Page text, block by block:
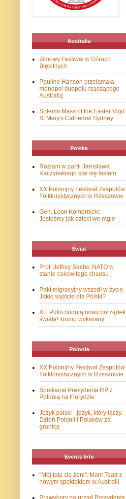
Australia
Zimowy Festiwal w Górach
Błękitnych
Pauline Hanson przełamała
monopol duopolu rządzącego
Australią
Solemn Mass of the Easter Vigil
St Mary's Cathedral Sydney
Polska
Rozłam w partii Jarosława
Kaczyńskiego stał się faktem
XX Polonijny Festiwal Zespołów
Folklorystycznych w Rzeszowie
Gen. Leon Komornicki:
Jesteśmy jak dzieci we mgle
Świat
Prof. Jeffrey Sachs: NATO w
stanie cakowitego chaosu
Pakt migracyjny wszedł w życie.
Jakie wyjście dla Polski?
Xi i Putin budują nowy porządek
świata! Trump wykiwany
Polonia
XX Polonijny Festiwal Zespołów
Folklorystycznych w Rzeszowie
Spotkanie Prezydenta RP z
Polonią na Florydzie
Język polski - język, który łączy.
Dzień Polonii i Polaków za
granicą
Events Info
"Mój tata się żeni". Mam Teatr z
nowym spektaklem w Australii
Prawybory na urząd Prezydenta